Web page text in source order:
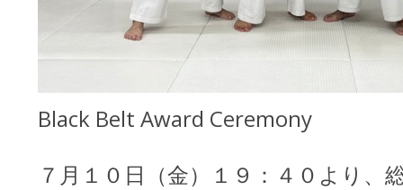
Black Belt Award Ceremony
７月１０日（金）１９：４０より、